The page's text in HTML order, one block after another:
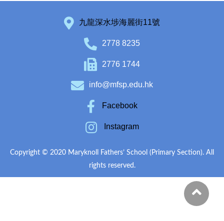
九龍深水埗海麗街11號
2778 8235
2776 1744
info@mfsp.edu.hk
Facebook
Instagram
Copyright © 2020 Maryknoll Fathers’ School (Primary Section). All
rights reserved.